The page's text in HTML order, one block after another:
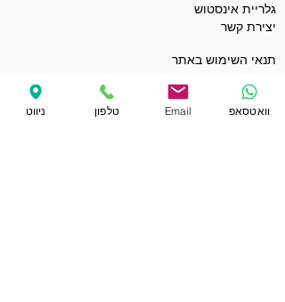
גלריית אינסטוש
יצירת קשר
תנאי השימוש באתר
הצהרת נגישות
תנאים כלליים לשימוש בקופונים
ניווט טלפון Email וואטסאפ